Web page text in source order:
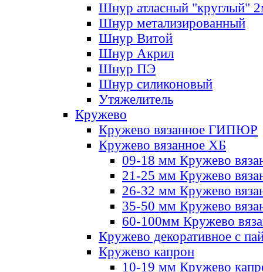
Шнур атласный "круглый"
Шнур метализированный
Шнур Витой
Шнур Акрил
Шнур ПЭ
Шнур силиконовый
Утяжелитель
Кружево
Кружево вязанное ГИПЮР
Кружево вязанное ХБ
09-18 мм Кружево
21-25 мм Кружево
26-32 мм Кружево
35-50 мм Кружево
60-100мм Кружево
Кружево декоративное с
Кружево капрон
10-19 мм Кружево